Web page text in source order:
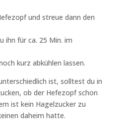
und streue dann den
ihn für ca. 25 Min. im
kurz abkühlen lassen.
ist, solltest du in
ob der Hefezopf schon
ist kein Hagelzucker zu
daheim hatte.